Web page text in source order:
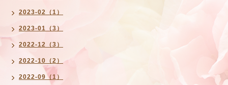
2023-02（1）
2023-01（3）
2022-12（3）
2022-10（2）
2022-09（1）